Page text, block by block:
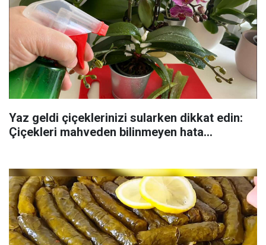
Yaz geldi çiçeklerinizi sularken dikkat edin:
Çiçekleri mahveden bilinmeyen hata...